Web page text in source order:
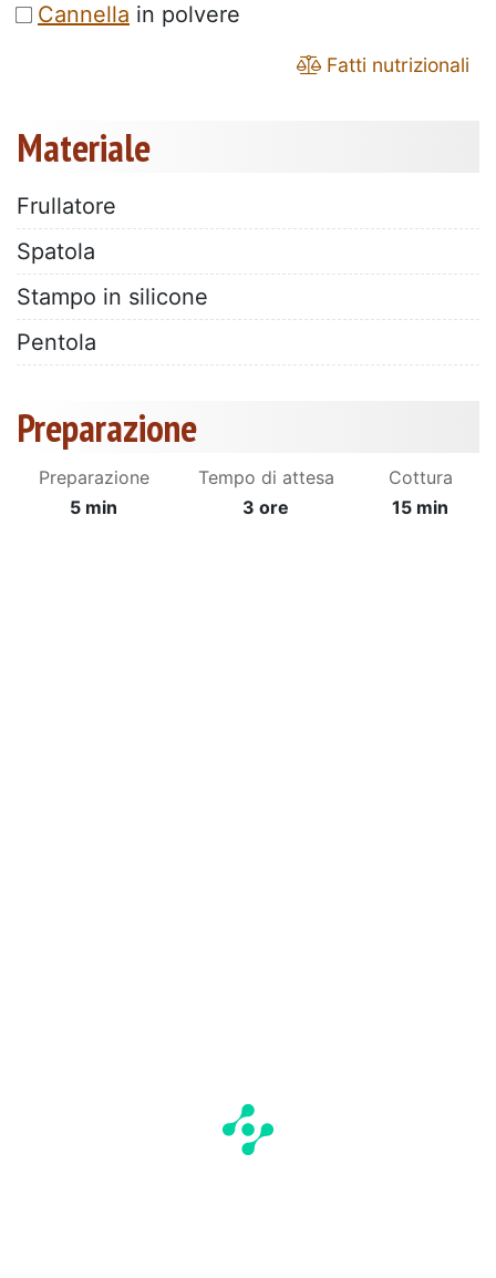
Cannella in polvere
Fatti nutrizionali
Materiale
Frullatore
Spatola
Stampo in silicone
Pentola
Preparazione
Preparazione
5 min
Tempo di attesa
3 ore
Cottura
15 min